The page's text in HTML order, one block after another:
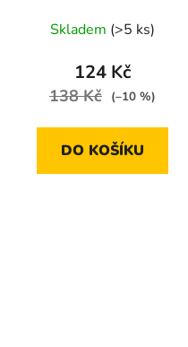
Skladem (>5 ks)
124 Kč
138 Kč (–10 %)
DO KOŠÍKU